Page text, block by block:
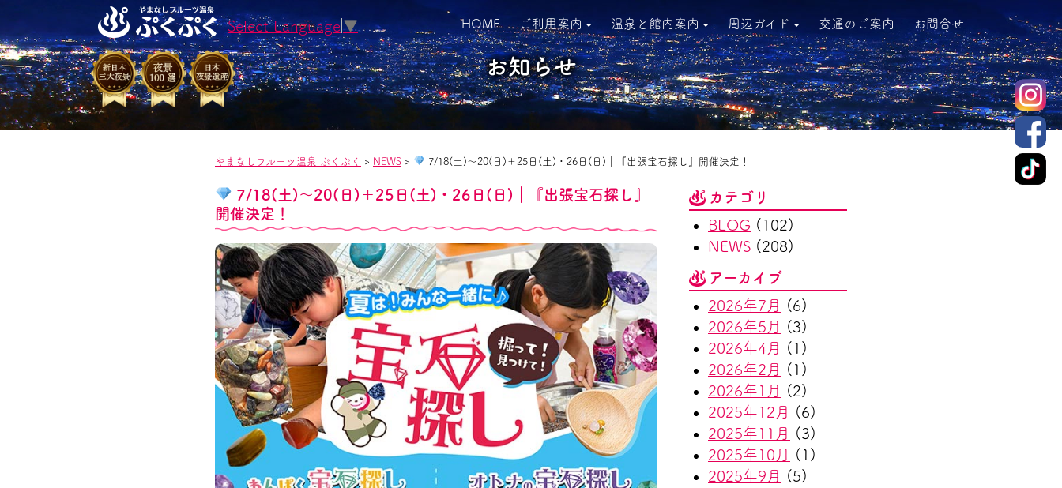
HOME ご利用案内 温泉と館内案内 周辺ガイド 交通のご案内 お問合せ
Select Language ▼
お知らせ
やまなしフルーツ温泉 ぷくぷく > NEWS > 7/18(土)～20(日)＋25日(土)・26日(日)｜『出張宝石探し』開催決定！
7/18(土)～20(日)＋25日(土)・26日(日)｜『出張宝石探し』
開催決定！
カテゴリ
BLOG (102)
NEWS (208)
アーカイブ
2026年7月
(6)
2026年5月
(3)
2026年4月
(1)
2026年2月
(1)
2026年1月
(2)
2025年12月
(6)
2025年11月
(3)
2025年10月
(1)
2025年9月
(5)